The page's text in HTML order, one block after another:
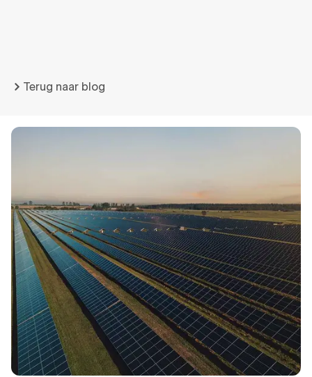
Terug naar blog